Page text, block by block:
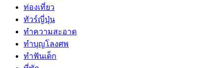
ท่องเที่ยว
ทัวร์ญี่ปุ่น
ทำความสะอาด
ทำบุญโลงศพ
ทำฟันเด็ก